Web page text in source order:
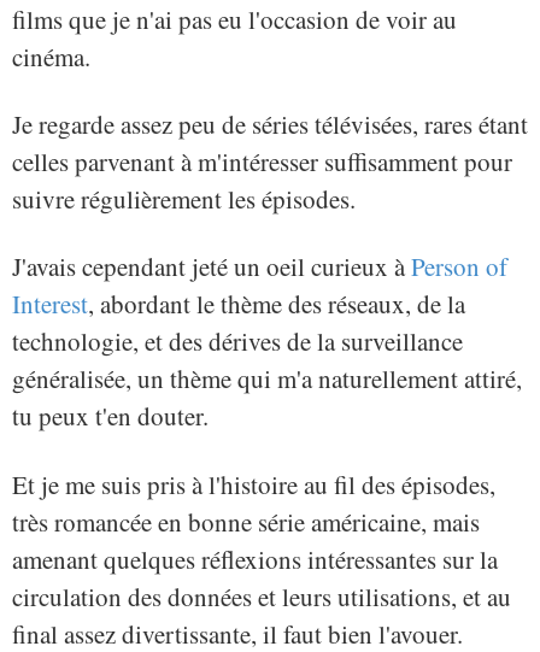
films que je n'ai pas eu l'occasion de voir au
cinéma.
Je regarde assez peu de séries télévisées, rares étant
celles parvenant à m'intéresser suffisamment pour
suivre régulièrement les épisodes.
J'avais cependant jeté un oeil curieux àPerson of
Interest, abordant le thème des réseaux, de la
technologie, et des dérives de la surveillance
généralisée, un thème qui m'a naturellement attiré,
tu peux t'en douter.
Et je me suis pris à l'histoire au fil des épisodes,
très romancée en bonne série américaine, mais
amenant quelques réflexions intéressantes sur la
circulation des données et leurs utilisations, et au
final assez divertissante, il faut bien l'avouer.